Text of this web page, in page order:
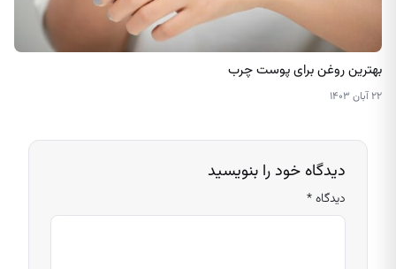
بهترین روغن برای پوست چرب
۲۲ آبان ۱۴۰۳
دیدگاه خود را بنویسید
دیدگاه*